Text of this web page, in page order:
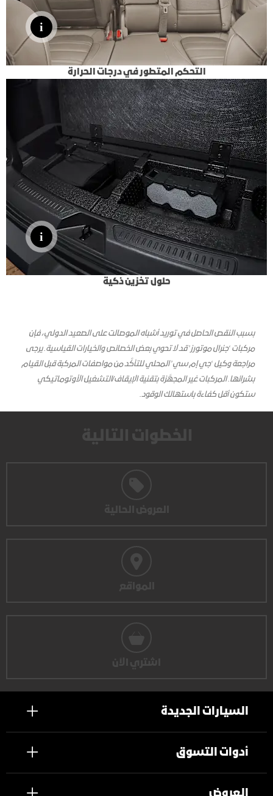
التحكم المتطور في درجات الحرارة
حلول تخزين ذكية
بسبب النقص الحاصل في توريد أشباه الموصالت على الصعيد الدولي، فإن
مركبات ‘جنرال موتورز’ قد لا تحوي بعض الخصائص والخيارات القياسية. يرجى
مراجعة وكيل ‘جي إم سي’ المحلي للتأكَّد من مواصفات المركبة قبل القيام
بشرائها. المركبات غير المجهَّزة بتقنية الإيقاف/التشغيل الأوتوماتيكي
ستكون أقل كفاءة باستهالك الوقود.
الخطوات التالية
العروض الحالية
المواقع
السيارات الجديدة
أدوات التسوق